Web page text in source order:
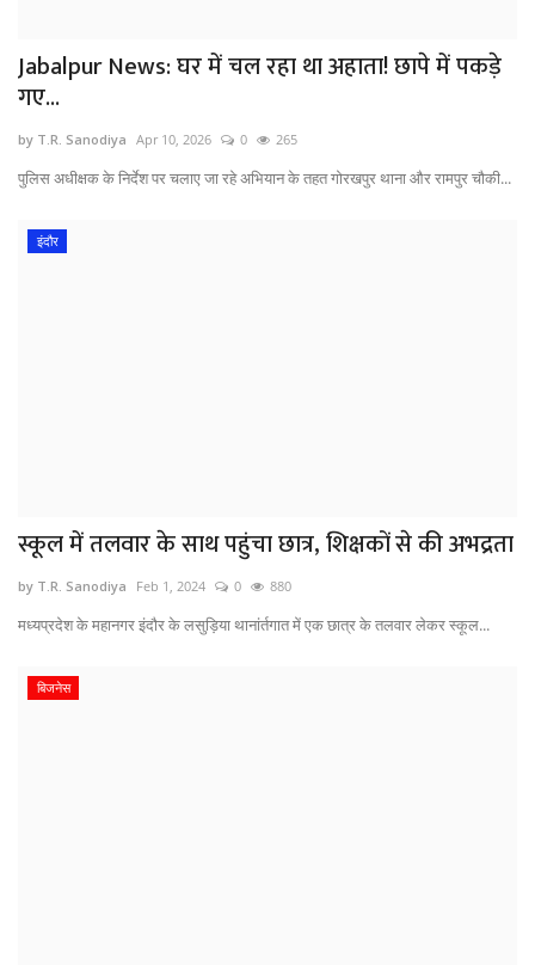
Jabalpur News: घर में चल रहा था अहाता! छापे में पकड़े
गए...
by T.R. Sanodiya Apr 10, 2026 0 265
पुलिस अधीक्षक के निर्देश पर चलाए जा रहे अभियान के तहत गोरखपुर थाना और रामपुर चौकी...
इंदौर
स्कूल में तलवार के साथ पहुंचा छात्र, शिक्षकों से की अभद्रता
by T.R. Sanodiya Feb 1, 2024 0 880
मध्यप्रदेश के महानगर इंदौर के लसुड़िया थानांर्तगात में एक छात्र के तलवार लेकर स्कूल...
बिजनेस